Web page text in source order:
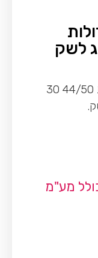
שקיות גופיה גדולות לבנות ועבות 44/50 30
מע"מ